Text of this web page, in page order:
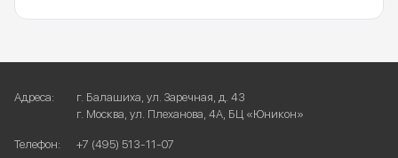
Адреса:
г. Балашиха, ул. Заречная, д. 43
г. Москва, ул. Плеханова, 4А, БЦ «Юникон»
Телефон: +7 (495) 513-11-07